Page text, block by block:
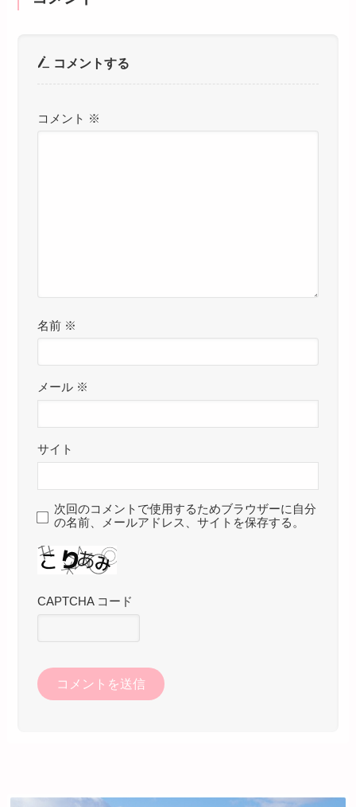
コメントする
コメント ※
名前 ※
メール ※
サイト
次回のコメントで使用するためブラウザーに自分
の名前、メールアドレス、サイトを保存する。
CAPTCHA コード